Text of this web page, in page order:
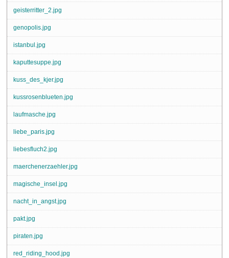
geisterritter_2.jpg
genopolis.jpg
istanbul.jpg
kaputtesuppe.jpg
kuss_des_kjer.jpg
kussrosenblueten.jpg
laufmasche.jpg
liebe_paris.jpg
liebesfluch2.jpg
maerchenerzaehler.jpg
magische_insel.jpg
nacht_in_angst.jpg
pakt.jpg
piraten.jpg
red_riding_hood.jpg